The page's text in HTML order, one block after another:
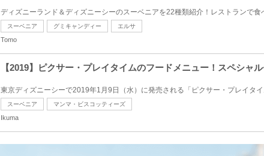
ディズニーランド＆ディズニーシーのスーベニアを22種類紹介！レストランで食
スーベニア グミキャンディー エルサ
Tomo
【2019】ピクサー・プレイタイムのフードメニュー！スペシャ
東京ディズニーシーで2019年1月9日（水）に発売される「ピクサー・プレイタイ
スーベニア マンマ・ビスコッティーズ
Ikuma